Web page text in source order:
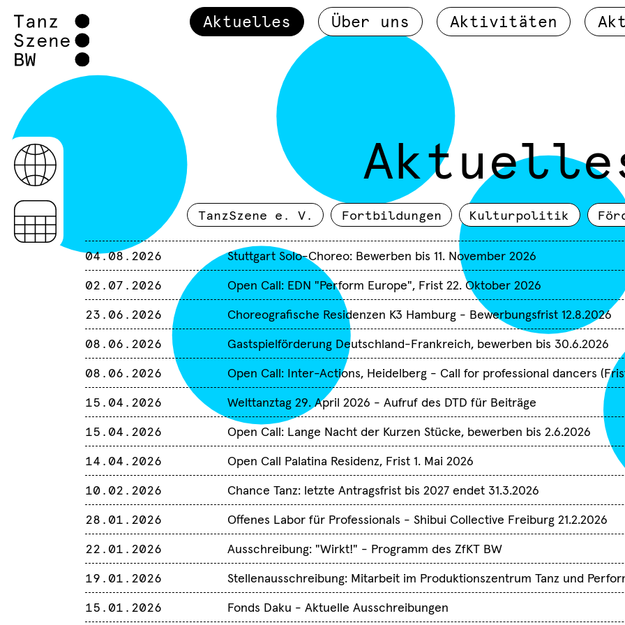
Aktuelles Über uns Aktivitäten
TanzSzene e. V. Fortbildungen Kulturpolitik
04.08.2026 Stuttgart Solo-Choreo: Bewerben bis 11. November 2026
02.07.2026 Open Call: EDN "Perform Europe", Frist 22. Oktober 2026
23.06.2026 Choreografische Residenzen K3 Hamburg - Bewerbungsfrist 12.8.2026
08.06.2026 Gastspielförderung Deutschland-Frankreich, bewerben bis 30.6.2026
08.06.2026 Open Call: Inter-Actions, Heidelberg - Call for professional dancers
15.04.2026 Welttanztag 29. April 2026 - Aufruf des DTD für Beiträge
15.04.2026 Open Call: Lange Nacht der Kurzen Stücke, bewerben bis 2.6.2026
14.04.2026 Open Call Palatina Residenz, Frist 1. Mai 2026
10.02.2026 Chance Tanz: letzte Antragsfrist bis 2027 endet 31.3.2026
28.01.2026 Offenes Labor für Professionals - Shibui Collective Freiburg 21.2.2026
22.01.2026 Ausschreibung: "Wirkt!" - Programm des ZfKT BW
19.01.2026 Stellenausschreibung: Mitarbeit im Produktionszentrum Tanz und
15.01.2026 Fonds Daku - Aktuelle Ausschreibungen
Termine
28.06.2026
Fachtag "Tanz und
Care" in Kooperation
Choreografen Compagnien Freie
Sie haben sich
für den TanzSzene
Württemberg
angemeldet.